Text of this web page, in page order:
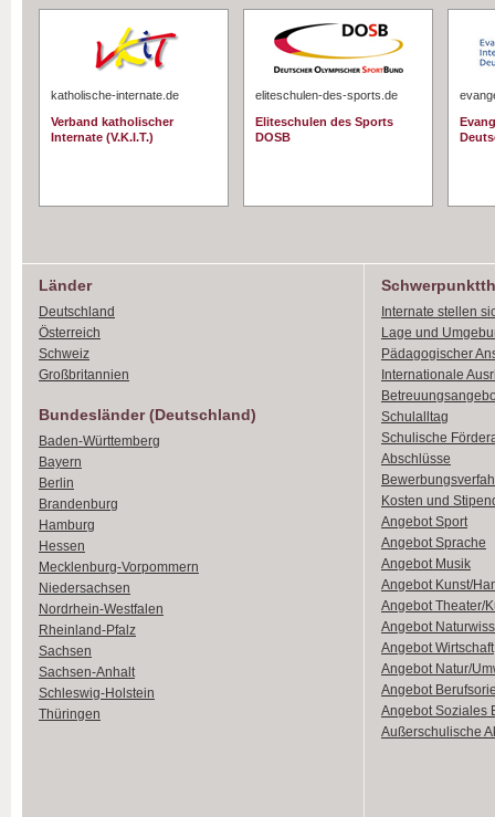
katholische-internate.de
Verband katholischer
Internate (V.K.I.T.)
eliteschulen-des-sports.de
Eliteschulen des Sports
DOSB
Länder
Deutschland
Österreich
Schweiz
Großbritannien
Bundesländer (Deutschland)
Baden-Württemberg
Bayern
Berlin
Brandenburg
Hamburg
Hessen
Mecklenburg-Vorpommern
Niedersachsen
Nordrhein-Westfalen
Rheinland-Pfalz
Sachsen
Sachsen-Anhalt
Schleswig-Holstein
Thüringen
Internate stellen
Lage und
Pädagogischer
Internationale
Schulalltag
Schulische
Abschlüsse
Kosten und
Angebot Sport
Angebot Sprache
Angebot Musik
Angebot Kunst/
Angebot Theater/
Angebot
Angebot Wirtschaft
Angebot Natur/
Angebot
Angebot Soziales
Außerschulische